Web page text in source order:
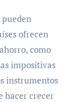
ofrecen
como
impositivas
instrumentos
hacer crecer